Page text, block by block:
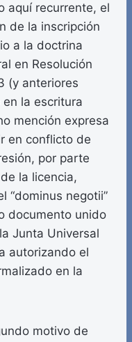
aquí recurrente, el
de la inscripción
a la doctrina
en Resolución
(y anteriores
la escritura
mención expresa
en conflicto de
por parte
la licencia,
“dominus negotii”
documento unido
Junta Universal
autorizando el
en la
motivo de